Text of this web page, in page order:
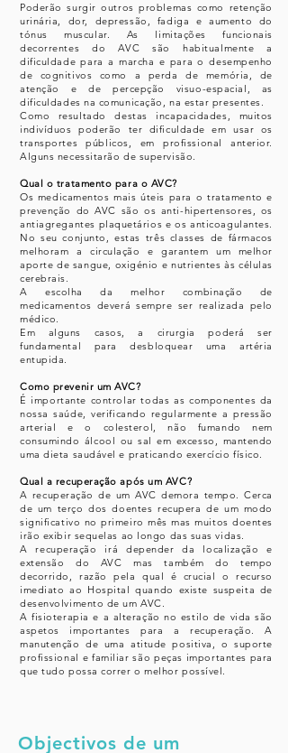
Poderão surgir outros problemas como retenção
urinária, dor, depressão, fadiga e aumento do
tónus muscular. As limitações funcionais
decorrentes do AVC são habitualmente a
dificuldade para a marcha e para o desempenho
de cognitivos como a perda de memória, de
atenção e de percepção visuo-espacial, as
dificuldades na comunicação, na estar presentes.
Como resultado destas incapacidades, muitos
indivíduos poderão ter dificuldade em usar os
transportes públicos, em profissional anterior.
Alguns necessitarão de supervisão.
Qual o tratamento para o AVC?
Os medicamentos mais úteis para o tratamento e
prevenção do AVC são os anti-hipertensores, os
antiagregantes plaquetários e os anticoagulantes.
No seu conjunto, estas três classes de fármacos
melhoram a circulação e garantem um melhor
aporte de sangue, oxigénio e nutrientes às células
cerebrais.
A escolha da melhor combinação de
medicamentos deverá sempre ser realizada pelo
médico.
Em alguns casos, a cirurgia poderá ser
fundamental para desbloquear uma artéria
entupida.
Como prevenir um AVC?
É importante controlar todas as componentes da
nossa saúde, verificando regularmente a pressão
arterial e o colesterol, não fumando nem
consumindo álcool ou sal em excesso, mantendo
uma dieta saudável e praticando exercício físico.
Qual a recuperação após um AVC?
A recuperação de um AVC demora tempo. Cerca
de um terço dos doentes recupera de um modo
significativo no primeiro mês mas muitos doentes
irão exibir sequelas ao longo das suas vidas.
A recuperação irá depender da localização e
extensão do AVC mas também do tempo
decorrido, razão pela qual é crucial o recurso
imediato ao Hospital quando existe suspeita de
desenvolvimento de um AVC.
A fisioterapia e a alteração no estilo de vida são
aspetos importantes para a recuperação. A
manutenção de uma atitude positiva, o suporte
profissional e familiar são peças importantes para
que tudo possa correr o melhor possível.
Objectivos de um